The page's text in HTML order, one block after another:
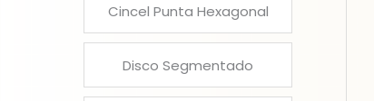
Cincel Punta Hexagonal
Disco Segmentado